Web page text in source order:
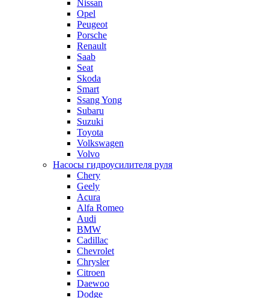
Nissan
Opel
Peugeot
Porsche
Renault
Saab
Seat
Skoda
Smart
Ssang Yong
Subaru
Suzuki
Toyota
Volkswagen
Volvo
Насосы гидроусилителя руля
Chery
Geely
Acura
Alfa Romeo
Audi
BMW
Cadillac
Chevrolet
Chrysler
Citroen
Daewoo
Dodge